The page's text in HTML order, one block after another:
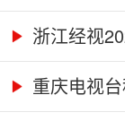
浙江经视
重庆电视